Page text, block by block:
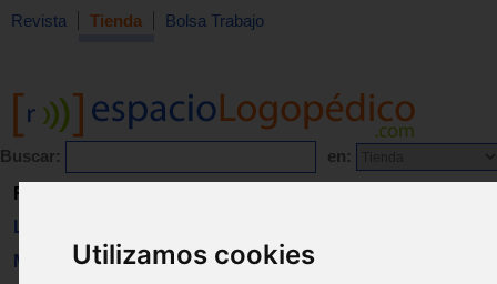
Utilizamos cookies
Revista Tienda Bolsa Trabajo
Buscar: en:
Revista
Libros
Material